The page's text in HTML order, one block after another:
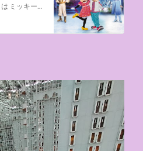
ディズニー・オン・アイスとは ミッキーマウスやミニーマウスをはじめ、たくさんのディズニーキャラクターが登場し、世代を超えて愛され続けている、氷の上のミュージカルショーです。